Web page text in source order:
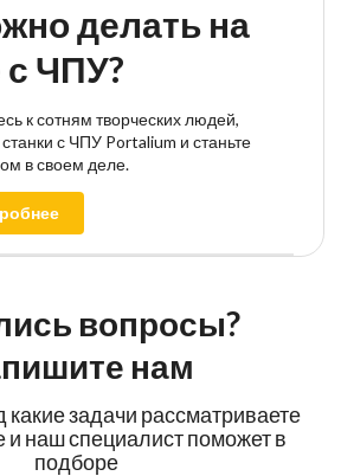
делать на
с ЧПУ?
к сотням творческих людей,
с ЧПУ Portalium и станьте
в своем деле.
вопросы?
нам
какие задачи рассматриваете
и наш специалист поможет в
подборе